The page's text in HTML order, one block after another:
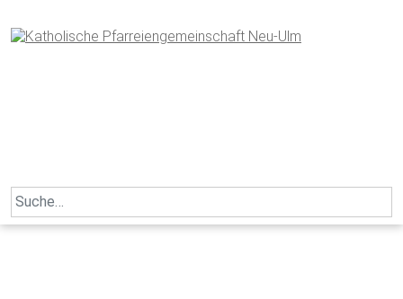
to
content
Search
for: